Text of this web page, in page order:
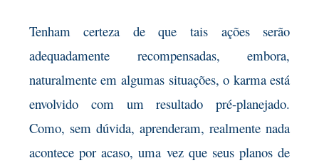
Tenham certeza de que tais ações serão
adequadamente recompensadas, embora,
naturalmente em algumas situações, o karma está
envolvido com um resultado pré-planejado.
Como, sem dúvida, aprenderam, realmente nada
acontece por acaso, uma vez que seus planos de